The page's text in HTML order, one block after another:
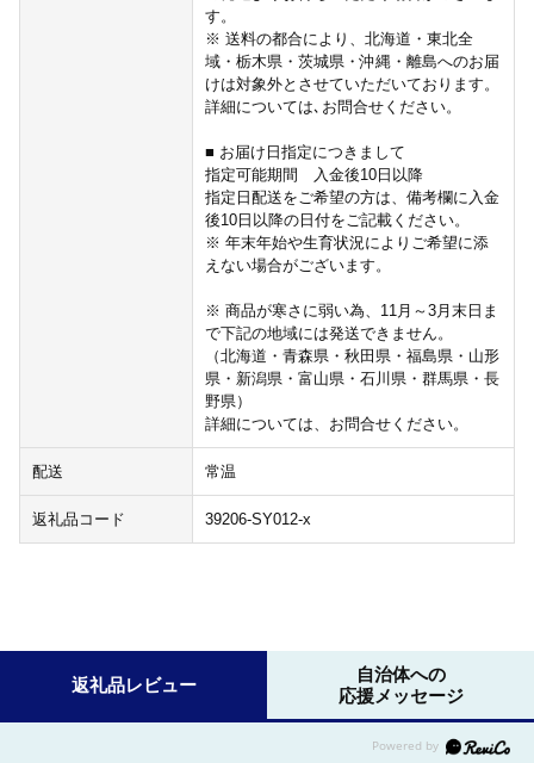
す。
※ 送料の都合により、北海道・東北全
域・栃木県・茨城県・沖縄・離島へのお届
けは対象外とさせていただいております。
詳細については､お問合せください。
■ お届け日指定につきまして
指定可能期間 入金後10日以降
指定日配送をご希望の方は、備考欄に入金
後10日以降の日付をご記載ください。
※ 年末年始や生育状況によりご希望に添
えない場合がございます。
※ 商品が寒さに弱い為、11月～3月末日ま
で下記の地域には発送できません。
（北海道・青森県・秋田県・福島県・山形
県・新潟県・富山県・石川県・群馬県・長
野県）
詳細については、お問合せください。
配送 常温
返礼品コード 39206-SY012-x
返礼品レビュー
自治体への
応援メッセージ